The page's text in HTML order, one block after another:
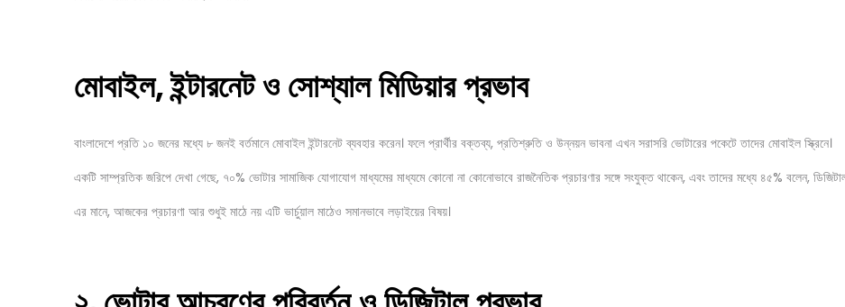
মোবাইল,ইন্টারনেটও সোশ্যালমিডিয়ারপ্রভাব
বাংলাদেশে প্রতি ১০ জনের মধ্যে ৮ জনই বর্তমানে মোবাইল ইন্টারনেট ব্যবহার করেন। ফলে প্রার্থীর বক্তব্য, প্রতিশ্রুতি ও উন্নয়ন ভাবনা এখন সরাসরি ভোটারের পকেটে তাদের মোবাইল স্ক্রিনে।
একটি সাম্প্রতিক জরিপে দেখা গেছে, ৭০% ভোটার সামাজিক যোগাযোগ মাধ্যমের মাধ্যমে কোনো না কোনোভাবে রাজনৈতিক প্রচারণার সঙ্গে সংযুক্ত থাকেন, এবং তাদের মধ্যে ৪৫% বলেন,
এর মানে, আজকের প্রচারণা আর শুধুই মাঠে নয় এটি ভার্চুয়াল মাঠেও সমানভাবে লড়াইয়ের বিষয়।